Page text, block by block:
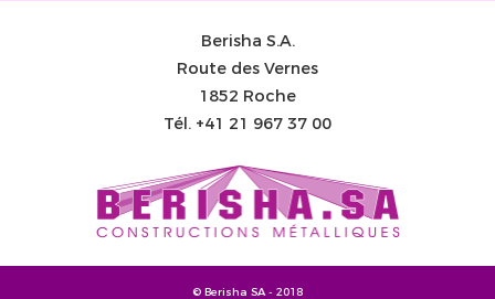
Berisha S.A.
Route des Vernes
1852 Roche
Tél. +41 21 967 37 00
© Berisha SA - 2018